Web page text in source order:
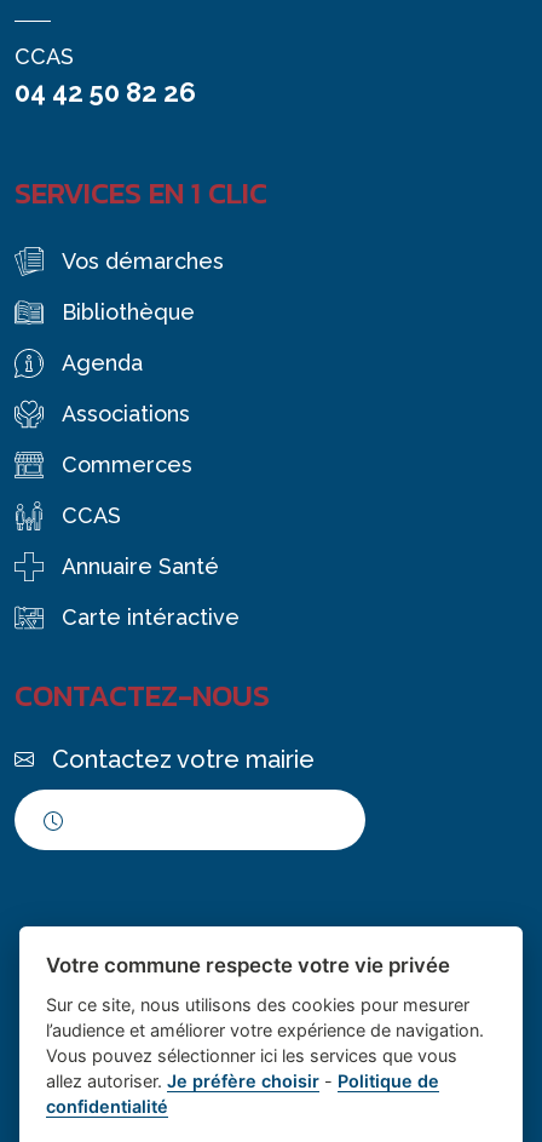
CCAS
04 42 50 82 26
SERVICES EN 1 CLIC
Vos démarches
Bibliothèque
Agenda
Associations
Commerces
CCAS
Annuaire Santé
Carte intéractive
CONTACTEZ-NOUS
Contactez votre mairie
Place du village la solution web
et appli des collectivités
- Le village de
Votre commune respecte votre vie privée
Sur ce site, nous utilisons des cookies pour mesurer
l’audience et améliorer votre expérience de navigation.
Vous pouvez sélectionner ici les services que vous
allez autoriser.Je préfère choisir - Politique de
confidentialité